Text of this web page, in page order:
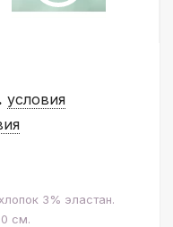
условия
3% эластан.
см.